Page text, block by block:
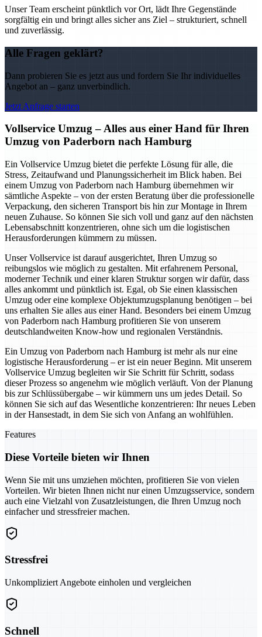
Unser Team erscheint pünktlich vor Ort, lädt Ihre Gegenstände
sorgfältig ein und bringt alles sicher ans Ziel – strukturiert, schnell
und zuverlässig.
Alle Fragen geklärt?
Dann probieren Sie es jetzt aus und fordern Sie Ihr individuelles
Angebot an – ganz unverbindlich.
Jetzt Anfrage starten
Vollservice Umzug – Alles aus einer Hand für Ihren
Umzug von Paderborn nach Hamburg
Ein Vollservice Umzug bietet die perfekte Lösung für alle, die
Stress, Zeitaufwand und Planungssicherheit im Blick haben. Bei
einem Umzug von Paderborn nach Hamburg übernehmen wir
sämtliche Aspekte – von der ersten Beratung über die professionelle
Verpackung, den sicheren Transport bis hin zur Montage in Ihrem
neuen Zuhause. So können Sie sich voll und ganz auf den nächsten
Lebensabschnitt konzentrieren, ohne sich um die logistischen
Herausforderungen kümmern zu müssen.
Unser Vollservice ist darauf ausgerichtet, Ihren Umzug so
reibungslos wie möglich zu gestalten. Mit erfahrenem Personal,
moderner Technik und einer klaren Struktur sorgen wir dafür, dass
alles ankommt und pünktlich ist. Egal, ob Sie einen klassischen
Umzug oder eine komplexe Objektumzugsplanung benötigen – bei
uns erhalten Sie alles aus einer Hand. Besonders bei einem Umzug
von Paderborn nach Hamburg profitieren Sie von unserem
deutschlandweiten Know-how und regionalen Verständnis.
Ein Umzug von Paderborn nach Hamburg ist mehr als nur eine
logistische Herausforderung – er ist ein neuer Beginn. Mit unserem
Vollservice Umzug begleiten wir Sie Schritt für Schritt, sodass
dieser Prozess so angenehm wie möglich verläuft. Von der Planung
bis zur Schlüssübergabe – wir kümmern uns um jedes Detail. So
können Sie sich auf das Wesentliche konzentrieren: Ihr neues Leben
in der Hansestadt, in dem Sie sich von Anfang an wohlfühlen.
Features
Diese Vorteile bieten wir Ihnen
Wenn Sie mit uns umziehen möchten, profitieren Sie von vielen
Vorteilen. Wir bieten Ihnen nicht nur einen Umzugsservice, sondern
auch eine Vielzahl von Zusatzleistungen, die Ihren Umzug noch
einfacher und stressfreier machen.
Stressfrei
Unkompliziert Angebote einholen und vergleichen
Schnell